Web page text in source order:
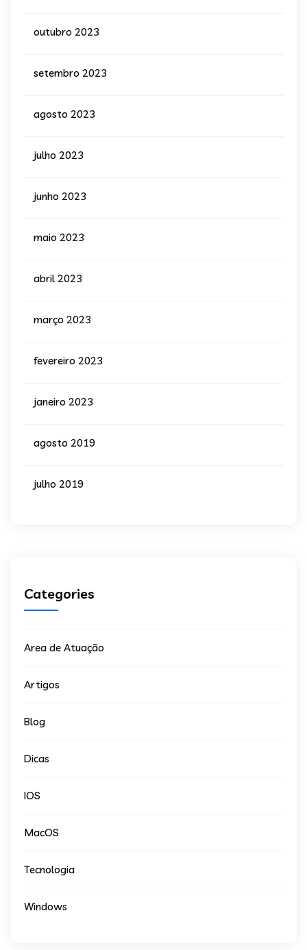
outubro 2023
setembro 2023
agosto 2023
julho 2023
junho 2023
maio 2023
abril 2023
março 2023
fevereiro 2023
janeiro 2023
agosto 2019
julho 2019
Categories
Area de Atuação
Artigos
Blog
Dicas
IOS
MacOS
Tecnologia
Windows